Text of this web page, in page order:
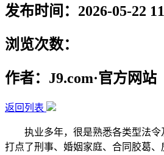
发布时间：2026-05-22
浏览次数：
作者：J9.com·官方网站
返回列表
执业多年，很是熟悉各类型法令
打点了刑事、婚姻家庭、合同胶葛